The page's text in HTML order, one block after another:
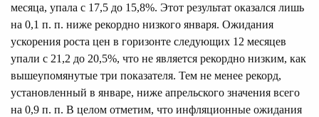
месяца, упала с 17,5 до 15,8%. Этот результат оказался лишь
на 0,1 п. п. ниже рекордно низкого января. Ожидания
ускорения роста цен в горизонте следующих 12 месяцев
упали с 21,2 до 20,5%, что не является рекордно низким, как
вышеупомянутые три показателя. Тем не менее рекорд,
установленный в январе, ниже апрельского значения всего
на 0,9 п. п. В целом отметим, что инфляционные ожидания